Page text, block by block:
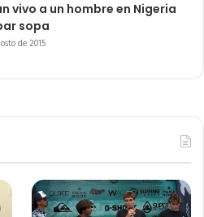
vivo a un hombre en Nigeria
sopa
de 2015